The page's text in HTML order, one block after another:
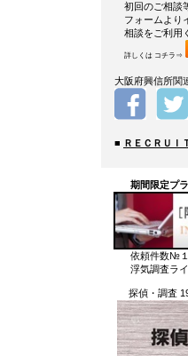
初回のご相談
フォームより
相談をご利用
詳しくは コチラ⇒
大阪府興信所関
■ ＲＥＣＲＵＩ
期間限定プ
依頼件数№
浮気調査ラ
探偵・調査